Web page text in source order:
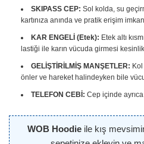
SKIPASS CEP: Sol kolda, su
kartınıza anında ve pratik erişim
KAR ENGELİ (Etek): Etek altı
lastiği ile karın vücuda girmesi
GELİŞTİRİLMİŞ MANŞETLER:
önler ve hareket halindeyken bile
TELEFON CEBİ: Cep içinde
WOB Hoodieile kış